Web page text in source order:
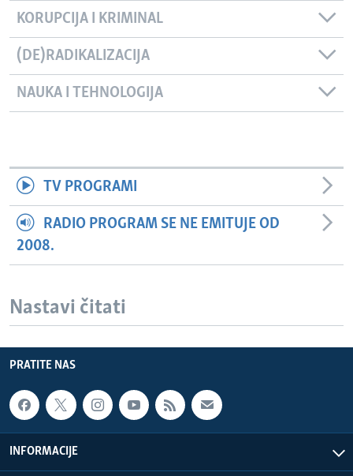
KORUPCIJA I KRIMINAL
(DE)RADIKALIZACIJA
NAUKA I TEHNOLOGIJA
TV PROGRAMI
RADIO PROGRAM SE NE EMITUJE OD
2008.
Nastavi čitati
PRATITE NAS
INFORMACIJE